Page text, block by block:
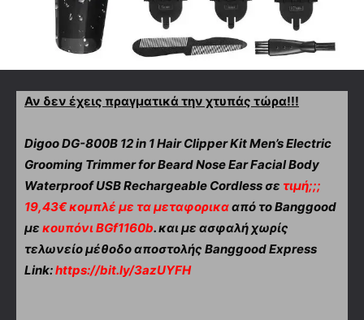
Αν δεν έχεις πραγματικά την χτυπάς τώρα!!!
Digoo DG-800B 12 in 1 Hair Clipper Kit Men’s Electric
Grooming Trimmer for Beard Nose Ear Facial Body
Waterproof USB Rechargeable Cordless σε τιμή;;;
19,43€ κομπλέ με τα μεταφορικααπό το Banggood
με κουπόνι BGf1160b. και με ασφαλή χωρίς
τελωνείο μέθοδο αποστολής Banggood Express
Link:https://bit.ly/3azUYFH